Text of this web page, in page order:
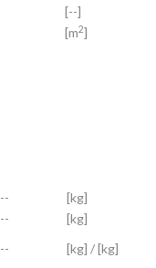
[--]
[m2]
--
[kg]
--
[kg]
-- [kg] / [kg]